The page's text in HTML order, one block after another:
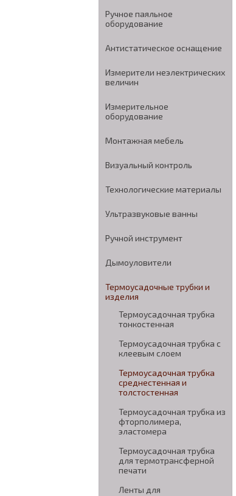
Ручное паяльное
оборудование
Антистатическое оснащение
Измерители неэлектрических
величин
Измерительное
оборудование
Монтажная мебель
Визуальный контроль
Технологические материалы
Ультразвуковые ванны
Ручной инструмент
Дымоуловители
Термоусадочные трубки и
изделия
Термоусадочная трубка
тонкостенная
Термоусадочная трубка с
клеевым слоем
Термоусадочная трубка
среднестенная и
толстостенная
Термоусадочная трубка из
фторполимера,
эластомера
Термоусадочная трубка
для термотрансферной
печати
Ленты для